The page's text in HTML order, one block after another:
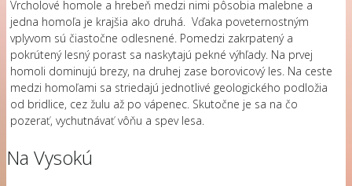
Vrcholové homole a hrebeň medzi nimi pôsobia malebne a
jedna homoľa je krajšia ako druhá. Vďaka poveternostným
vplyvom sú čiastočne odlesnené. Pomedzi zakrpatený a
pokrútený lesný porast sa naskytajú pekné výhľady. Na prvej
homoli dominujú brezy, na druhej zase borovicový les. Na ceste
medzi homoľami sa striedajú jednotlivé geologického podložia
od bridlice, cez žulu až po vápenec. Skutočne je sa na čo
pozerať, vychutnávať vôňu a spev lesa.
Na Vysokú